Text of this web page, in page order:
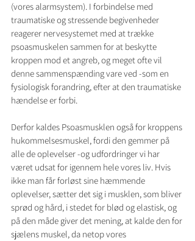
(vores alarmsystem). I forbindelse med
traumatiske og stressende begivenheder
reagerer nervesystemet med at trække
psoasmuskelen sammen for at beskytte
kroppen mod et angreb, og meget ofte vil
denne sammenspænding vare ved -som en
fysiologisk forandring, efter at den traumatiske
hændelse er forbi.
Derfor kaldes Psoasmusklen også for kroppens
hukommelsesmuskel, fordi den gemmer på
alle de oplevelser -og udfordringer vi har
været udsat for igennem hele vores liv. Hvis
ikke man får forløst sine hæmmende
oplevelser, sætter det sig i musklen, som bliver
sprød og hård, i stedet for blød og elastisk, og
på den måde giver det mening, at kalde den for
sjælens muskel, da netop vores